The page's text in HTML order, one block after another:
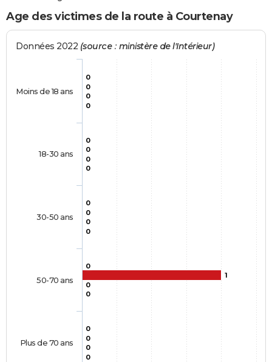
Age des victimes de la route à Courtenay
Données 2022 (source : ministère de l'Intérieur)
0
0
0
0
0
0
0
0
1
0
0
0
0
0
0
0
0
0
0
0
Moins de 18 ans
18-30 ans
30-50 ans
50-70 ans
Plus de 70 ans